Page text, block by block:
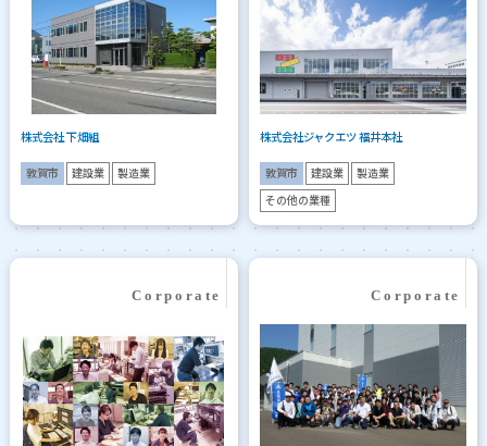
株式会社 下畑組
敦賀市 建設業 製造業
株式会社ジャクエツ 福井本社
敦賀市 建設業 製造業
その他の業種